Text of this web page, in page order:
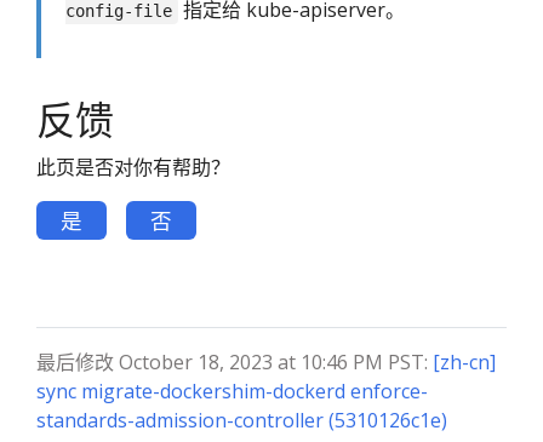
config-file 指定给 kube-apiserver。
反馈
此页是否对你有帮助？
是 否
最后修改 October 18, 2023 at 10:46 PM PST: [zh-cn]
sync migrate-dockershim-dockerd enforce-
standards-admission-controller (5310126c1e)